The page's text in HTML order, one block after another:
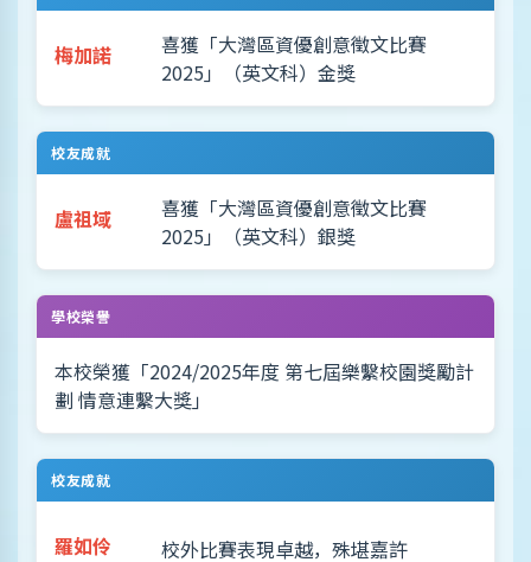
梅加諾
喜獲「大灣區資優創意徵文比賽
2025」（英文科）金獎
校友成就
盧祖域
喜獲「大灣區資優創意徵文比賽
2025」（英文科）銀獎
學校榮譽
本校榮獲「2024/2025年度 第七屆樂繫校園獎勵計
劃 情意連繫大獎」
校友成就
羅如伶 校外比賽表現卓越，殊堪嘉許